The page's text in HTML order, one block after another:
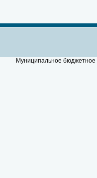
Муниципальное бюджетное